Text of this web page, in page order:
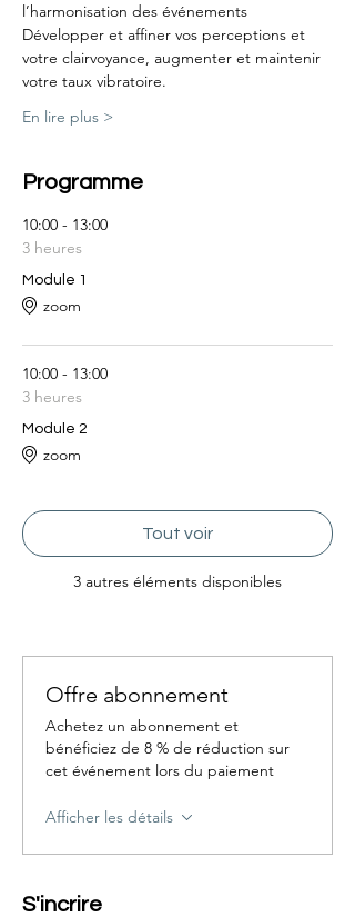
l’harmonisation des événements
Développer et affiner vos perceptions et
votre clairvoyance, augmenter et maintenir
votre taux vibratoire.
En lire plus >
Programme
10:00 - 13:00
3 heures
Module 1
zoom
10:00 - 13:00
3 heures
Module 2
zoom
3 autres éléments disponibles
Tout voir
Offre abonnement
Achetez un abonnement et
bénéficiez de 8 % de réduction sur
cet événement lors du paiement
Afficher les détails
S'incrire